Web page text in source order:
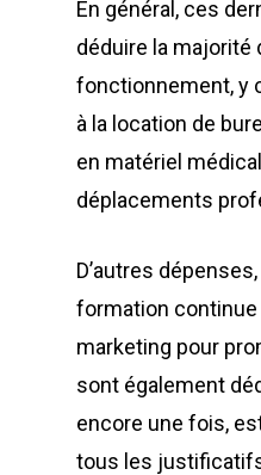
En général, ces
déduire la majorité
fonctionnement, y
à la location de
en matériel
déplacements
D’autres
formation
marketing pour
sont également
encore une fois,
tous les